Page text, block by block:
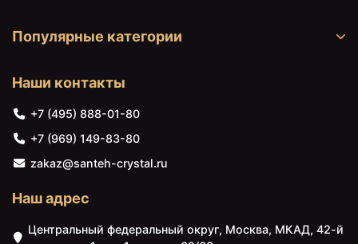
Металлические
напольные конструкции
kmGEL.2-54
Популярные категории
Наши контакты
+7 (495) 888-01-80
+7 (969) 149-83-80
zakaz@santeh-crystal.ru
Наш адрес
Центральный федеральный округ, Москва, МКАД, 42-й